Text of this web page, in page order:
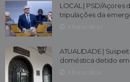
LOCAL | PSD/Açores
tripulações da
ATUALIDADE |
doméstica detido em